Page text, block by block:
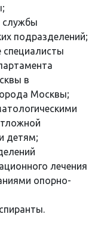
службы
подразделений;
специалисты
в
Москвы;
детям;
лечения
опорно-